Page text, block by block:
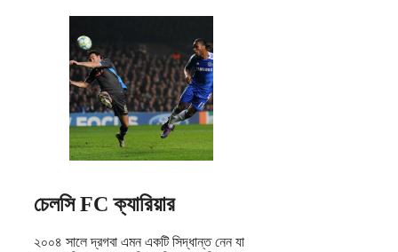
চেলসি FC ক্যারিয়ার
২০০৪ সালে দ্রগবা এমন একটি সিদ্ধান্ত নেন যা